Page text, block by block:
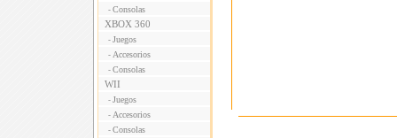
- Consolas
XBOX 360
- Juegos
- Accesorios
- Consolas
WII
- Juegos
- Accesorios
- Consolas